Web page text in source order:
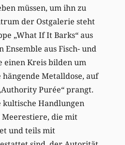
müssen, um ihn zu
der Ostgalerie steht
„What If It Barks“ aus
Ensemble aus Fisch- und
einen Kreis bilden um
Metalldose, auf
Purée“ prangt.
Handlungen
die mit
und teils mit